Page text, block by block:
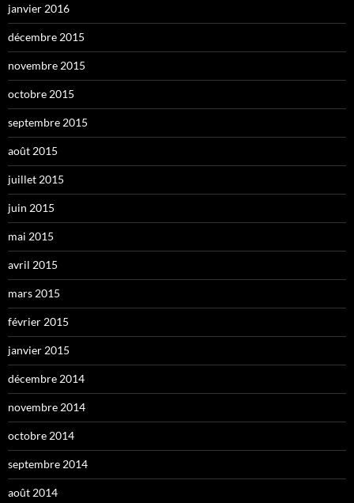
janvier 2016
décembre 2015
novembre 2015
octobre 2015
septembre 2015
août 2015
juillet 2015
juin 2015
mai 2015
avril 2015
mars 2015
février 2015
janvier 2015
décembre 2014
novembre 2014
octobre 2014
septembre 2014
août 2014